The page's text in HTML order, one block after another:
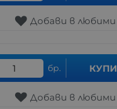
Добави в любими
бр. КУПИ
Добави в любими